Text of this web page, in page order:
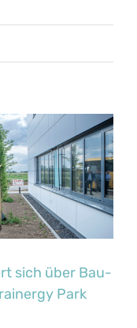
sich über Bau-
Park